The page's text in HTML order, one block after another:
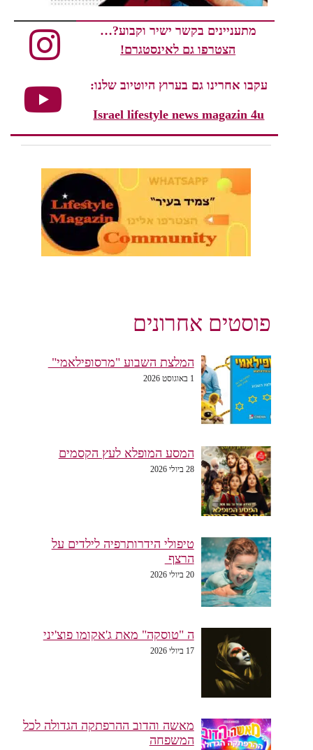
מתעניינים בקשר ישיר וקבוע?…
הצטרפו גם לאינסטגרם!
עקבו אחרינו גם בערוץ היוטיוב שלנו:
Israel lifestyle news magazin 4u
פוסטים אחרונים
המלצת השבוע "מרסופילאמי"
1 באוגוסט 2026
המסע המופלא לעץ הקסמים
28 ביולי 2026
טיפולי הידרותרפיה לילדים על
הרצף
20 ביולי 2026
ה "טוסקה" מאת ג'אקומו פוצ'יני
17 ביולי 2026
מאשה והדוב ההרפתקה הגדולה לכל
המשפחה